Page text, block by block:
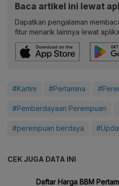
Baca artikel ini lewat
Dapatkan pengalaman
fitur menarik lainnya lewat
#Kartini #Pertamina
#Pemberdayaan Perempuan
#perempuan berdaya
CEK JUGA DATA INI